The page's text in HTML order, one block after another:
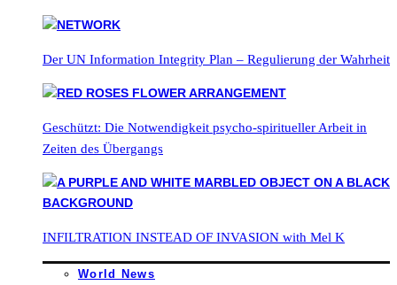
Der UN Information Integrity Plan – Regulierung der Wahrheit
Geschützt: Die Notwendigkeit psycho-spiritueller Arbeit in
Zeiten des Übergangs
INFILTRATION INSTEAD OF INVASION with Mel K
World News